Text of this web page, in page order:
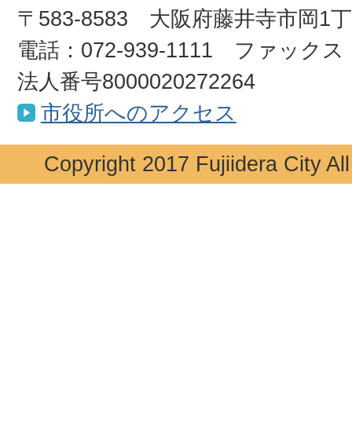
〒583-8583 大阪府藤井寺市岡1
電話：072-939-1111 ファックス
法人番号8000020272264
市役所へのアクセス
Copyright 2017 Fujiidera City